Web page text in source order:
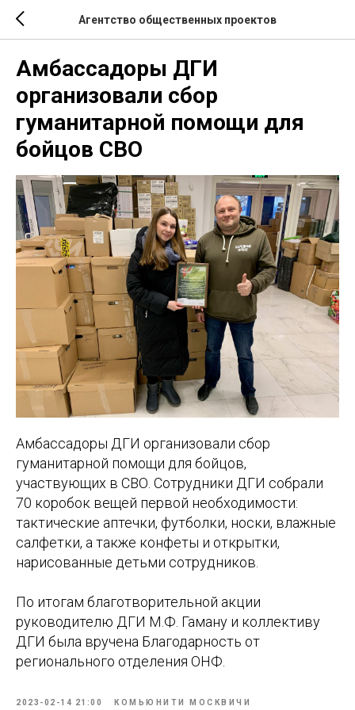
Агентство общественных проектов
Амбассадоры ДГИ
организовали сбор
гуманитарной помощи для
бойцов СВО
Амбассадоры ДГИ организовали сбор
гуманитарной помощи для бойцов,
участвующих в СВО. Сотрудники ДГИ собрали
70 коробок вещей первой необходимости:
тактические аптечки, футболки, носки, влажные
салфетки, а также конфеты и открытки,
нарисованные детьми сотрудников.
По итогам благотворительной акции
руководителю ДГИ М.Ф. Гаману и коллективу
ДГИ была вручена Благодарность от
регионального отделения ОНФ.
2023-02-14 21:00 КОМЬЮНИТИ МОСКВИЧИ